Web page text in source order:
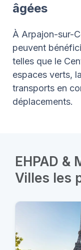
âgées
À Arpajon-sur-
peuvent
telles que le
espaces verts,
transports en
déplacements.
EHPAD &
Villes les